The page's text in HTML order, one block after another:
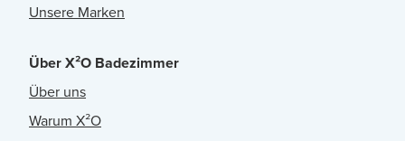
Unsere Marken
Über X²O Badezimmer
Über uns
Warum X²O